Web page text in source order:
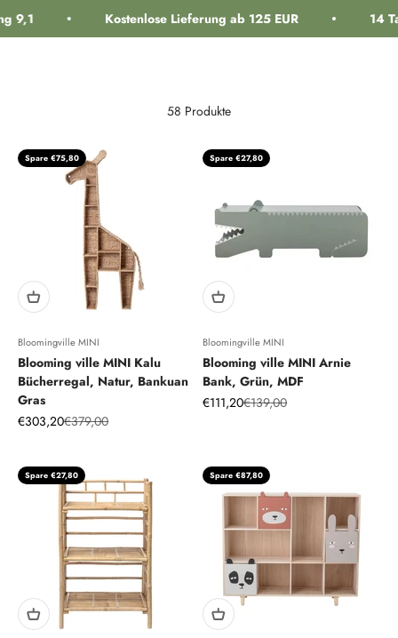
9,1 Kostenlose Lieferung ab 125 EUR 14
58 Produkte
Spare €75,80
Bloomingville MINI
Blooming ville MINI Kalu
Bücherregal, Natur, Bankuan
Gras
Angebot
€303,20Regulärer Preis
€379,00
Spare €27,80
Bloomingville MINI
Blooming ville MINI Arnie
Bank, Grün, MDF
Angebot
€111,20Regulärer Preis
€139,00
Spare €27,80 Spare €87,80